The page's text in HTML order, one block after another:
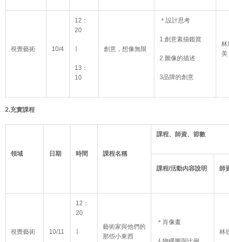
視覺藝術 10/4
12：
20
13：
10
創意，想像無限
＊設計思考
1.創意素描鑑賞
2.圖像的描述
3品牌的創意
林
美
2.充實課程
領域 日期 時間 課程名稱
課程、師資、節數
課程/活動內容說明 師
視覺藝術 10/11
12：
20
藝術家與他們的
那些小東西
＊肖像畫
林